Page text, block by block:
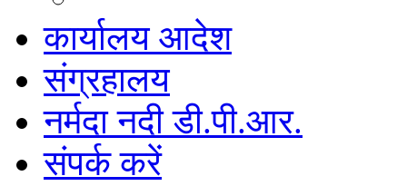
कार्यालय आदेश
संग्रहालय
नर्मदा नदी डी.पी.आर.
संपर्क करें